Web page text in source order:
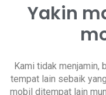
Yakin
Kami tidak menjamin,
tempat lain sebaik
mobil ditempat lain